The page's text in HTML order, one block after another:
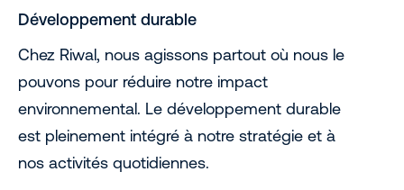
Développement durable
Chez Riwal, nous agissons partout où nous le
pouvons pour réduire notre impact
environnemental. Le développement durable
est pleinement intégré à notre stratégie et à
nos activités quotidiennes.